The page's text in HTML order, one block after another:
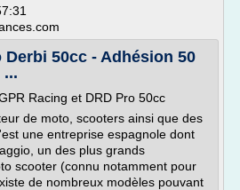
50cc - Adhésion 50
Racing et DRD Pro 50cc
de moto, scooters ainsi que des
une entreprise espagnole dont
un des plus grands
scooter (connu notamment pour
de nombreux modèles pouvant